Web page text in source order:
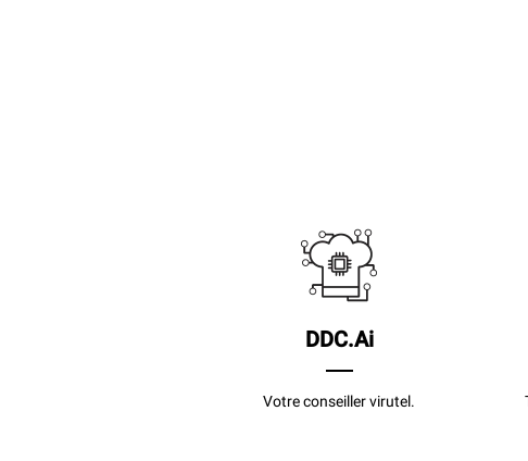
DDC.Ai
Votre conseiller virutel.